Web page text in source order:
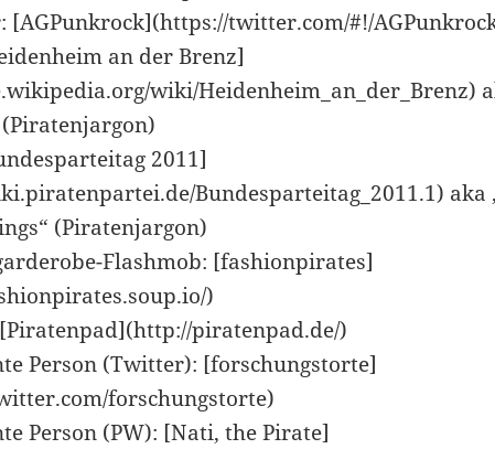
[AGPunkrock](https://twitter.com/#!/
an der Brenz]
wiki/Heidenheim_an_der_Brenz)
(Piratenjargon)
2011]
Bundesparteitag_2011.1) aka
(Piratenjargon)
Flashmob: [fashionpirates]
)
piratenpad.de/)
Person (Twitter): [forschungstorte]
forschungstorte)
Person (PW): [Nati, the Pirate]